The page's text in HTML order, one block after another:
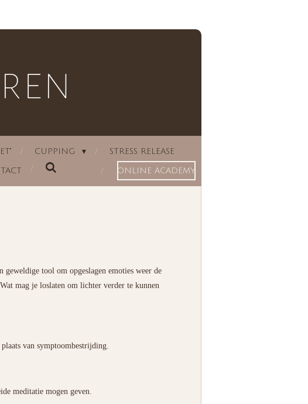
CUPPING STRESS RELEASE
ONLINE ACADEMY
geweldige tool om opgeslagen emoties weer de
mag je loslaten om lichter verder te kunnen
van symptoombestrijding.
meditatie mogen geven.